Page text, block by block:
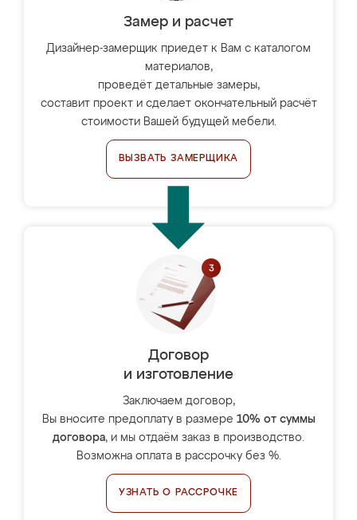
Замер и расчет
Дизайнер-замерщик приедет к Вам с каталогом
материалов,
проведёт детальные замеры,
составит проект и сделает окончательный расчёт
стоимости Вашей будущей мебели.
ВЫЗВАТЬ ЗАМЕРЩИКА
Договор
и изготовление
Заключаем договор,
Вы вносите предоплату в размере 10% от суммы
договора, и мы отдаём заказ в производство.
Возможна оплата в рассрочку без %.
УЗНАТЬ О РАССРОЧКЕ